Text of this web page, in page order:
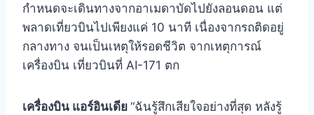
กำหนดจะเดินทางจากอาเมดาบัดไปยังลอนดอน แต่
พลาดเที่ยวบินไปเพียงแค่ 10 นาที เนื่องจากรถติดอยู่
กลางทาง จนเป็นเหตุให้รอดชีวิต จากเหตุการณ์
เครื่องบิน เที่ยวบินที่ AI-171 ตก
เครื่องบิน แอร์อินเดีย “ฉันรู้สึกเสียใจอย่างที่สุด หลังรู้